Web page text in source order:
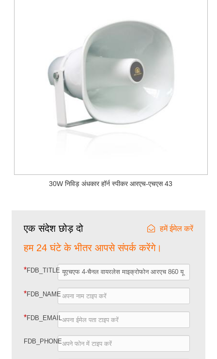
30W निविड़ अंधकार हॉर्न स्पीकर आरएच-एचएस 43
एक संदेश छोड़ दो हमें ईमेल करें
हम 24 घंटे के भीतर आपसे संपर्क करेंगे।
*FDB_TITLE
*FDB_NAME
*FDB_EMAIL
FDB_PHONE